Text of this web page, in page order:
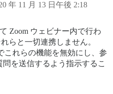
年 11 月 13 日午後 2:18
Zoom ウェビナー内で行わ
らと一切連携しません。
これらの機能を無効にし、参
問を送信するよう指示するこ